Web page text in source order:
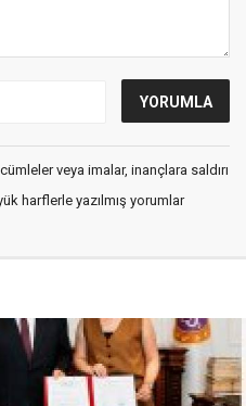
veya imalar, inançlara saldırı
harflerle yazılmış yorumlar